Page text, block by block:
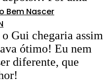
Bem Nascer
Gui chegaria assim
ótimo! Eu nem
diferente, que